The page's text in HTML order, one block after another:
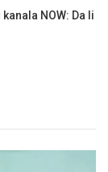
NOW: Da li